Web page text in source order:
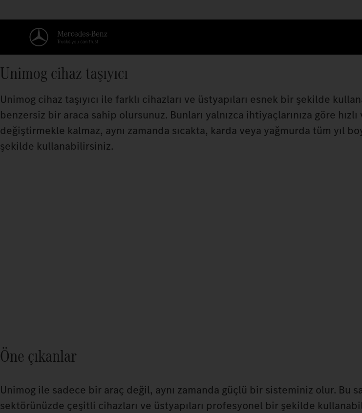
Unimog cihaz taşıyıcı
Unimog cihaz taşıyıcı ile farklı cihazları ve üstyapıları esnek bir şekilde
benzersiz bir araca sahip olursunuz. Bunları yalnızca ihtiyaçlarınıza göre
değiştirmekle kalmaz, aynı zamanda sıcakta, karda veya yağmurda tüm yıl
şekilde kullanabilirsiniz.
Öne çıkanlar
Unimog ile sadece bir araç değil, aynı zamanda güçlü bir sisteminiz olur. Bu
sektörünüzde çeşitli cihazları ve üstyapıları profesyonel bir şekilde